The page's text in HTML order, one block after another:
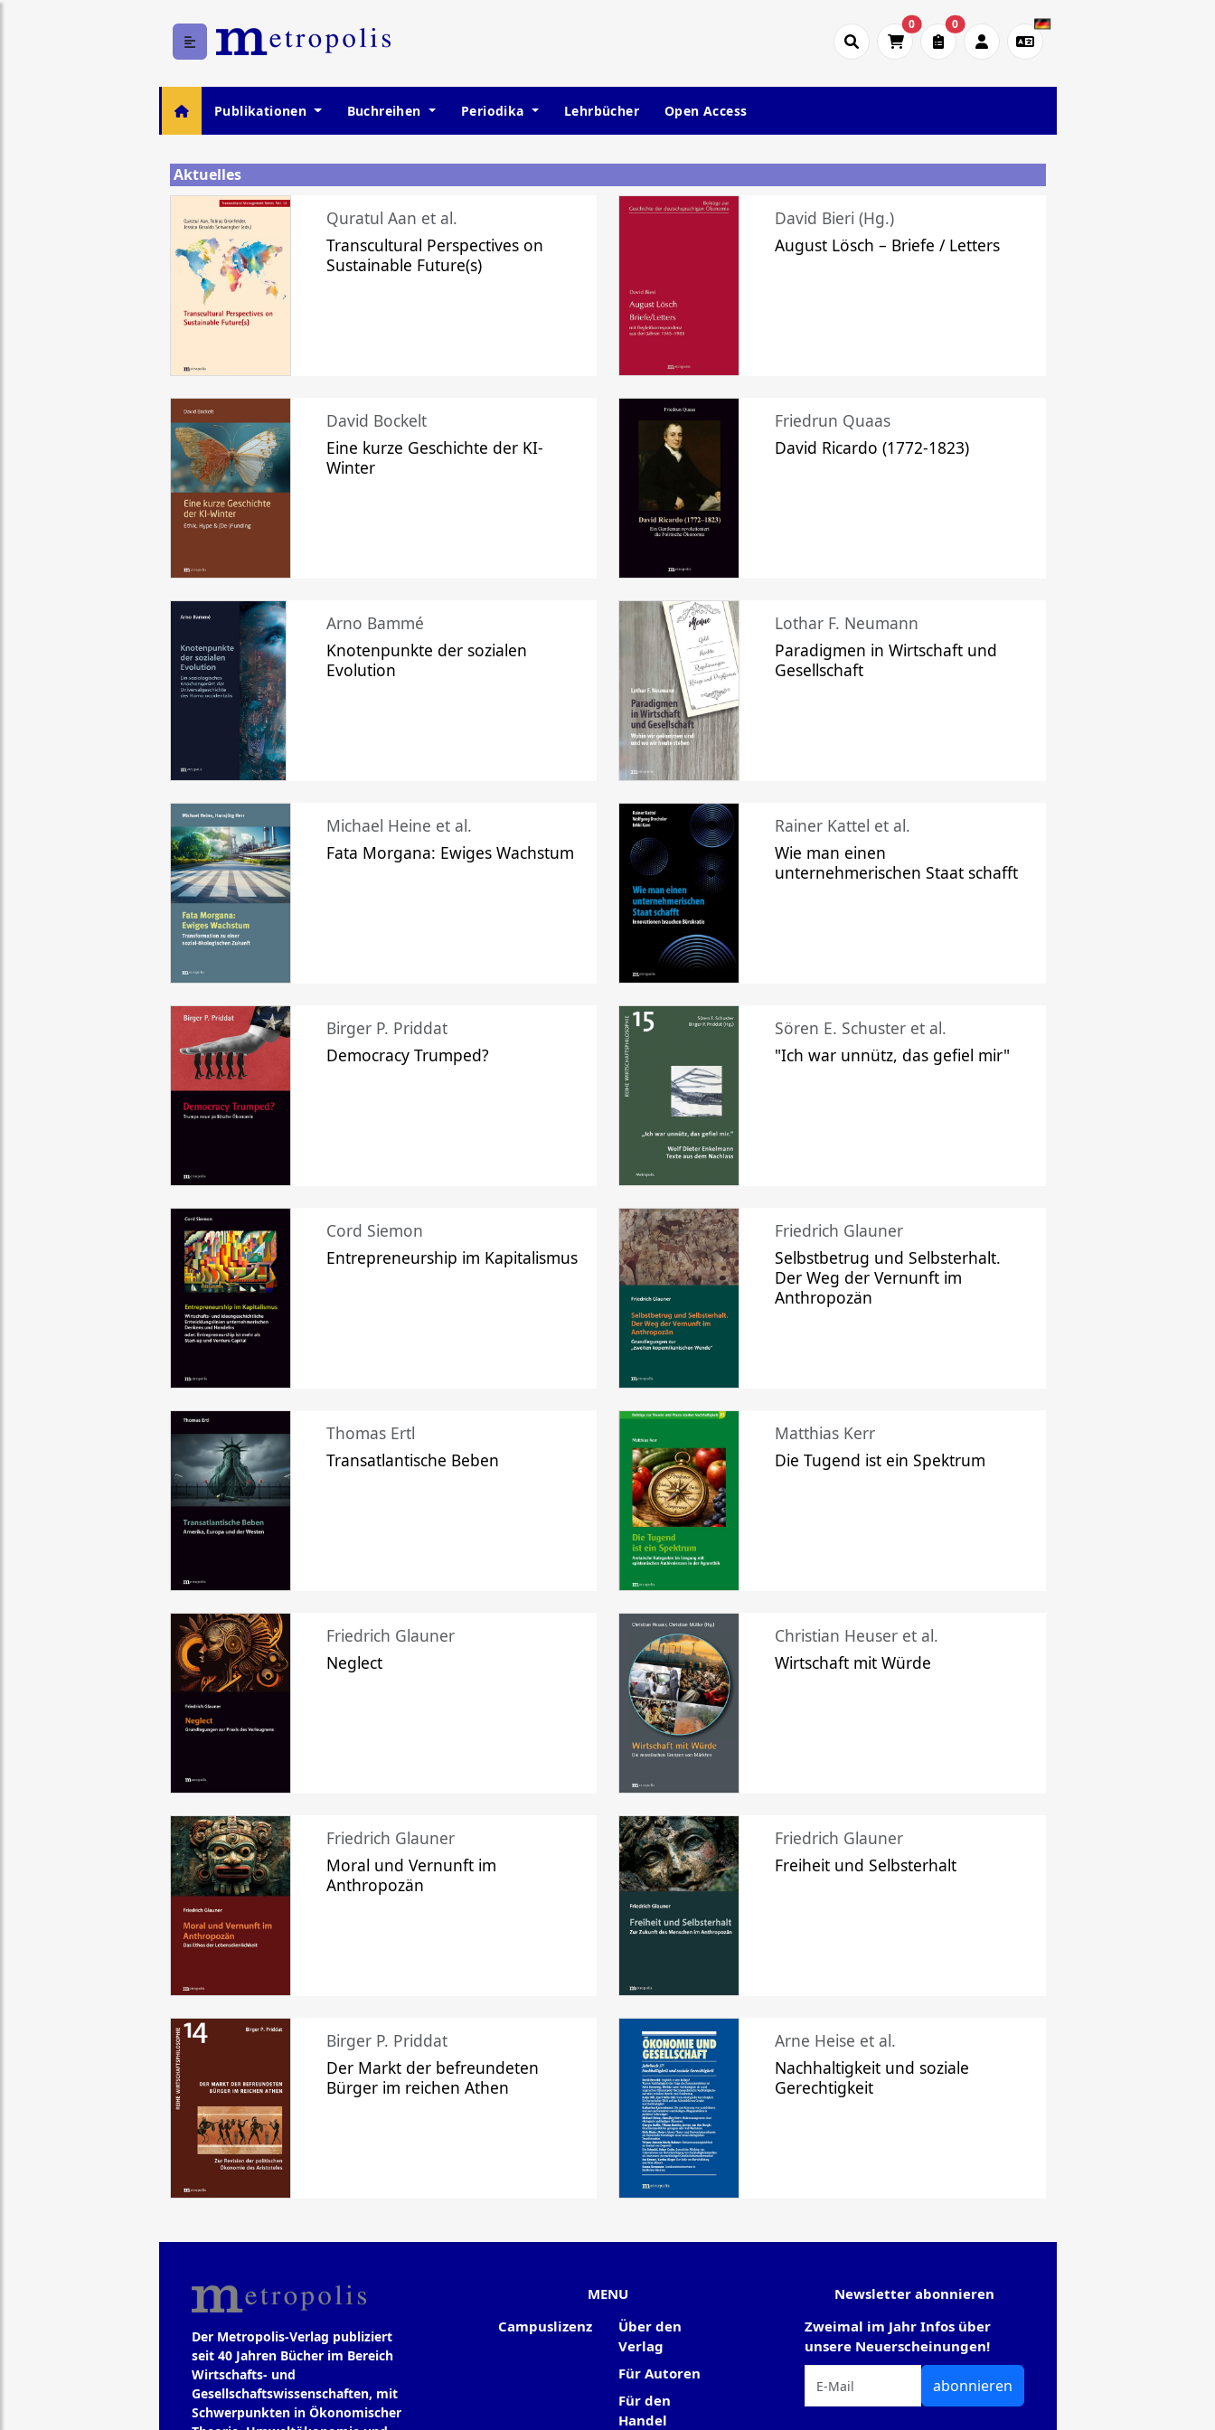
0 0
Publikationen Buchreihen Periodika Lehrbücher Open Access
Aktuelles
Quratul Aan et al.
Transcultural Perspectives on
Sustainable Future(s)
David Bieri (Hg.)
August Lösch – Briefe / Letters
David Bockelt
Eine kurze Geschichte der KI-
Winter
Friedrun Quaas
David Ricardo (1772-1823)
Arno Bammé
Knotenpunkte der sozialen
Evolution
Lothar F. Neumann
Paradigmen in Wirtschaft und
Gesellschaft
Michael Heine et al.
Fata Morgana: Ewiges Wachstum
Rainer Kattel et al.
Wie man einen
unternehmerischen Staat schafft
Birger P. Priddat
Democracy Trumped?
Sören E. Schuster et al.
"Ich war unnütz, das gefiel mir"
Cord Siemon
Entrepreneurship im Kapitalismus
Friedrich Glauner
Selbstbetrug und Selbsterhalt.
Der Weg der Vernunft im
Anthropozän
Thomas Ertl
Transatlantische Beben
Matthias Kerr
Die Tugend ist ein Spektrum
Friedrich Glauner
Neglect
Christian Heuser et al.
Wirtschaft mit Würde
Friedrich Glauner
Moral und Vernunft im
Anthropozän
Friedrich Glauner
Freiheit und Selbsterhalt
Birger P. Priddat
Der Markt der befreundeten
Bürger im reichen Athen
Arne Heise et al.
Nachhaltigkeit und soziale
Gerechtigkeit
Der Metropolis-Verlag publiziert
seit 40 Jahren Bücher im Bereich
Wirtschafts- und
Gesellschaftswissenschaften, mit
Schwerpunkten in Ökonomischer
MENU
Campuslizenz
Über den
Verlag
Für Autoren
Für den
Handel
Newsletter abonnieren
Zweimal im Jahr Infos über
unsere Neuerscheinungen!
abonnieren